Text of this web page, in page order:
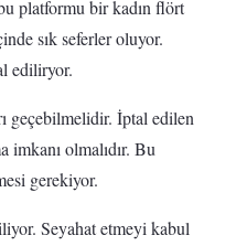
platformu bir kadın flört
sık seferler oluyor.
ediliryor.
geçebilmelidir. İptal edilen
imkanı olmalıdır. Bu
gerekiyor.
Seyahat etmeyi kabul